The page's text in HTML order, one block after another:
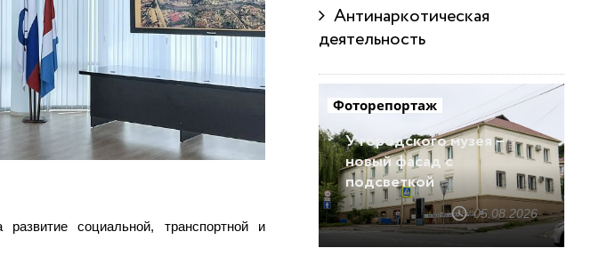
социальной, транспортной и
Антинаркотическая
деятельность
Фоторепортаж
У городского музея –
новый фасад с
подсветкой
05.08.2026